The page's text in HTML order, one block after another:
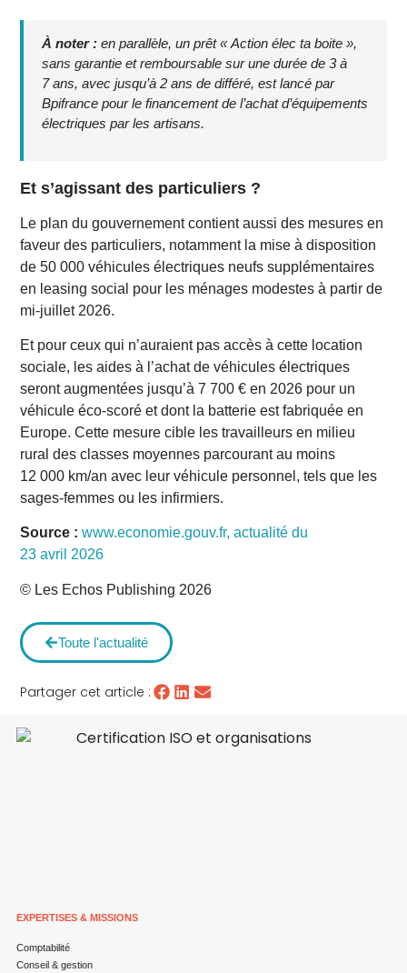
À noter : en parallèle, un prêt « Action élec ta boite »,
sans garantie et remboursable sur une durée de 3 à
7 ans, avec jusqu’à 2 ans de différé, est lancé par
Bpifrance pour le financement de l’achat d’équipements
électriques par les artisans.
Et s’agissant des particuliers ?
Le plan du gouvernement contient aussi des mesures en
faveur des particuliers, notamment la mise à disposition
de 50 000 véhicules électriques neufs supplémentaires
en leasing social pour les ménages modestes à partir de
mi-juillet 2026.
Et pour ceux qui n’auraient pas accès à cette location
sociale, les aides à l’achat de véhicules électriques
seront augmentées jusqu’à 7 700 € en 2026 pour un
véhicule éco-scoré et dont la batterie est fabriquée en
Europe. Cette mesure cible les travailleurs en milieu
rural des classes moyennes parcourant au moins
12 000 km/an avec leur véhicule personnel, tels que les
sages-femmes ou les infirmiers.
Source : www.economie.gouv.fr, actualité du
23 avril 2026
© Les Echos Publishing 2026
Toute l'actualité
Partager cet article :
EXPERTISES & MISSIONS
Comptabilité
Conseil & gestion